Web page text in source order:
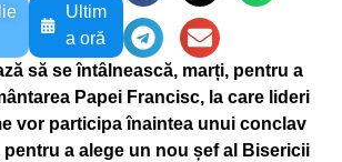
Ultim
a oră
să se întâlnească, marți, pentru a
Papei Francisc, la care lideri
vor participa înaintea unui conclav
a alege un nou șef al Bisericii